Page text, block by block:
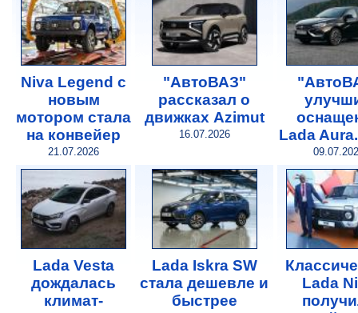
Niva Legend с
новым
мотором стала
на конвейер
21.07.2026
"АвтоВАЗ"
рассказал о
движках Azimut
16.07.2026
Lada
Lada Vesta
дождалась
климат-
Lada Iskra SW
стала дешевле и
быстрее
Lada